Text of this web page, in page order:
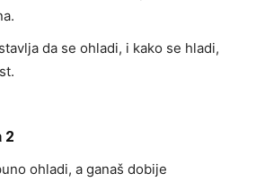
da se ohladi, i kako se hladi,
2
ohladi, a ganaš dobije